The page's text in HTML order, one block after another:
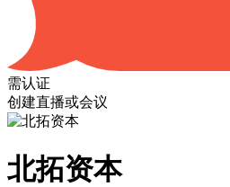
需认证
创建直播或会议
北拓资本